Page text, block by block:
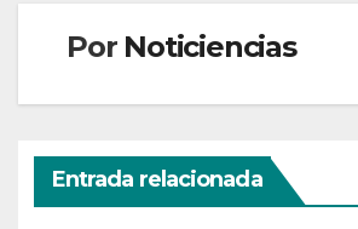
Por Noticiencias
Entrada relacionada